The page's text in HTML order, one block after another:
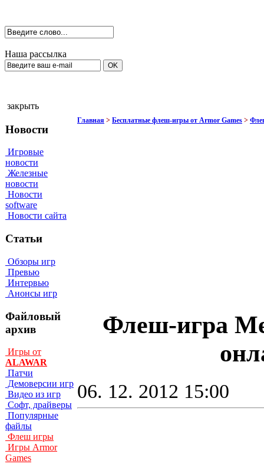
Наша рассылка
закрыть
Новости
Игровые
новости
Железные
новости
Новости
software
Новости сайта
Статьи
Обзоры игр
Превью
Интервью
Анонсы игр
Файловый
архив
Игры от
ALAWAR
Патчи
Демоверсии игр
Видео из игр
Софт, драйверы
Популярные
файлы
Флеш игры
Игры Armor
Games
Главная > Бесплатные флеш-игры от Armor Games >
Флеш-игра
06. 12. 2012 15:00